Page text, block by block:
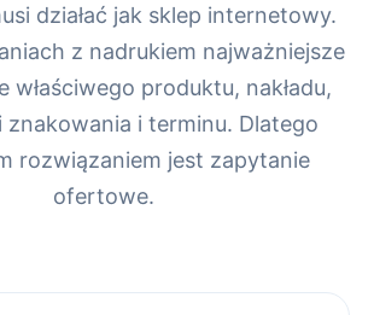
działać jak sklep internetowy.
z nadrukiem najważniejsze
właściwego produktu, nakładu,
i terminu. Dlatego
rozwiązaniem jest zapytanie
ofertowe.